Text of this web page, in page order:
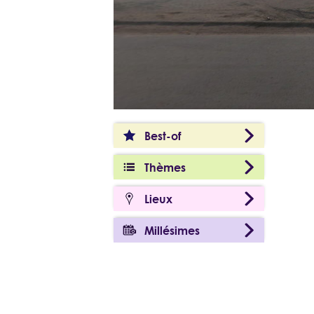
Best-of
Thèmes
Lieux
Millésimes